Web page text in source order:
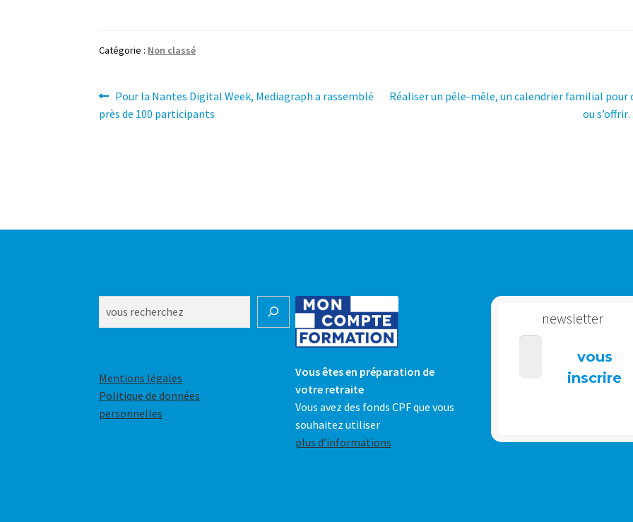
Catégorie : Non classé
Navigation
de
Article
précédent :
Pour la Nantes Digital Week, Mediagraph a rassemblé
près de 100 participants
Article
Réaliser un pêle-mêle, un calendrier familial pour
ou
Mentions légales
Politique de données
personnelles
Vous êtes en préparation de
votre retraite
Vous avez des fonds CPF que vous
souhaitez utiliser
plus d’informations
newsletter